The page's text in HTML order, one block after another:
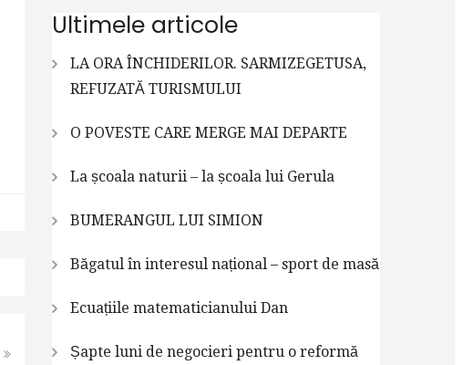
Ultimele articole
LA ORA ÎNCHIDERILOR. SARMIZEGETUSA,
REFUZATĂ TURISMULUI
O POVESTE CARE MERGE MAI DEPARTE
La școala naturii – la școala lui Gerula
BUMERANGUL LUI SIMION
Băgatul în interesul național – sport de masă
Ecuațiile matematicianului Dan
Șapte luni de negocieri pentru o reformă